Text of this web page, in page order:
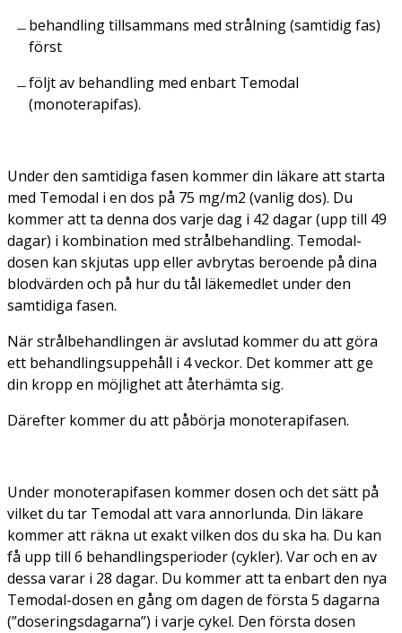
behandling tillsammans med strålning (samtidig fas)
först
följt av behandling med enbart Temodal
(monoterapifas).
Under den samtidiga fasen kommer din läkare att starta
med Temodal i en dos på 75 mg/m2 (vanlig dos). Du
kommer att ta denna dos varje dag i 42 dagar (upp till 49
dagar) i kombination med strålbehandling. Temodal-
dosen kan skjutas upp eller avbrytas beroende på dina
blodvärden och på hur du tål läkemedlet under den
samtidiga fasen.
När strålbehandlingen är avslutad kommer du att göra
ett behandlingsuppehåll i 4 veckor. Det kommer att ge
din kropp en möjlighet att återhämta sig.
Därefter kommer du att påbörja monoterapifasen.
Under monoterapifasen kommer dosen och det sätt på
vilket du tar Temodal att vara annorlunda. Din läkare
kommer att räkna ut exakt vilken dos du ska ha. Du kan
få upp till 6 behandlingsperioder (cykler). Var och en av
dessa varar i 28 dagar. Du kommer att ta enbart den nya
Temodal-dosen en gång om dagen de första 5 dagarna
(”doseringsdagarna”) i varje cykel. Den första dosen